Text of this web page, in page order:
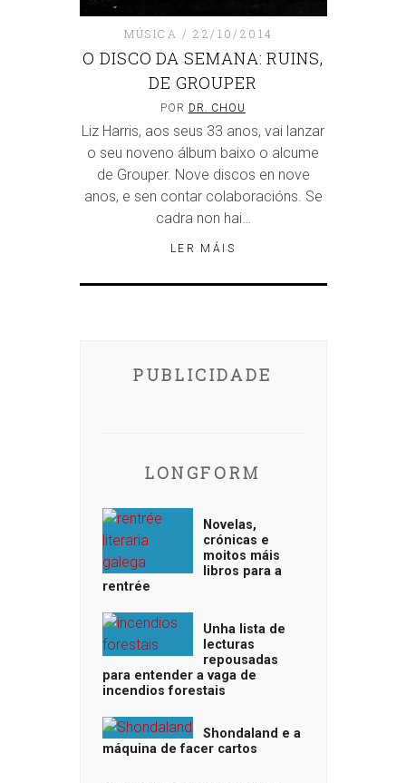
MÚSICA 22/10/2014
O DISCO DA SEMANA: RUINS,
DE GROUPER
POR DR. CHOU
Liz Harris, aos seus 33 anos, vai lanzar
o seu noveno álbum baixo o alcume
de Grouper. Nove discos en nove
anos, e sen contar colaboracións. Se
cadra non hai…
LER MÁIS
PUBLICIDADE
LONGFORM
Novelas,
crónicas e
moitos máis
libros para a
rentrée
Unha lista de
lecturas
repousadas
para entender a vaga de
incendios forestais
Shondaland e a
máquina de facer cartos